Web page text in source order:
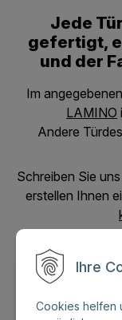
Ihre
Cookies helfen
Jede
gefertigt,
und der
Im
LAMINO
Andere
Schreiben Sie
erstellen Ihnen